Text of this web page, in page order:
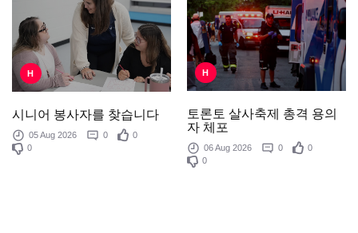
H
시니어 봉사자를 찾습니다
05 Aug 2026 0
0
0
H
토론토 살사축제 총격 용의
자 체포
06 Aug 2026 0
0
0